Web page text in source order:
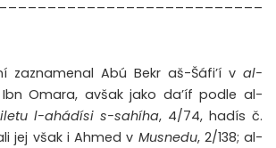
zaznamenal Abú Bekr aš-Šáfi’í v al-
Omara, avšak jako da’íf podle al-
l-ahádísi s-sahíha, 4/74, hadís č.
jej však i Ahmed v Musnedu, 2/138; al-